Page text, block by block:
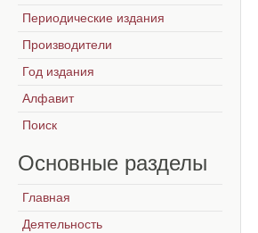
Периодические издания
Производители
Год издания
Алфавит
Поиск
Основные разделы
Главная
Деятельность